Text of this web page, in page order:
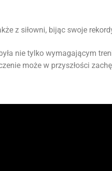
z siłowni, bijąc swoje
nie tylko wymagającym
może w przyszłości